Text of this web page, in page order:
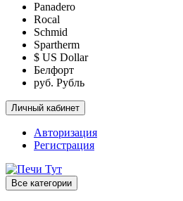
Panadero
Rocal
Schmid
Spartherm
$ US Dollar
Белфорт
руб. Рубль
Личный кабинет
Авторизация
Регистрация
Все категории